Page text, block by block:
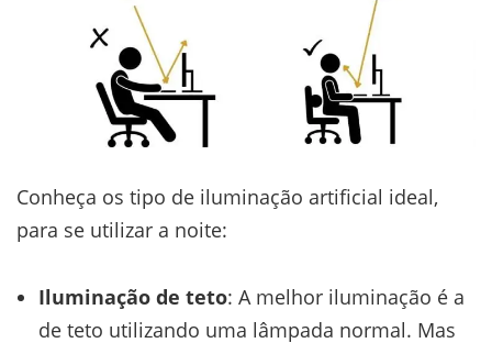
Conheça os tipo de iluminação artificial ideal,
para se utilizar a noite:
Iluminação de teto: A melhor iluminação é a
de teto utilizando uma lâmpada normal. Mas